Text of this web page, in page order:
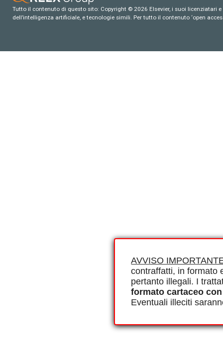
AVVISO
contraffatti, in formato
pertanto illegali. I
formato cartaceo
Eventuali illeciti
Tutto il contenuto di questo sito: Copyright © 2026 Elsevier, i suoi
dell’intelligenza artificiale, e tecnologie simili. Per tutto il contenuto ‘open